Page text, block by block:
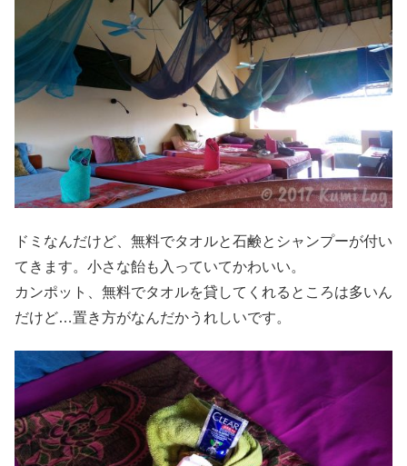
ドミなんだけど、無料でタオルと石鹸とシャンプーが付い
てきます。小さな飴も入っていてかわいい。
カンポット、無料でタオルを貸してくれるところは多いん
だけど…置き方がなんだかうれしいです。